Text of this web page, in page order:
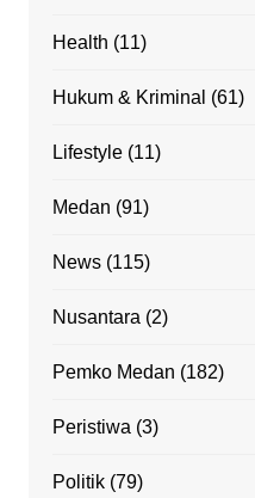
Health (11)
Hukum & Kriminal (61)
Lifestyle(11)
Medan (91)
News(115)
Nusantara (2)
Pemko Medan (182)
Peristiwa (3)
Politik(79)